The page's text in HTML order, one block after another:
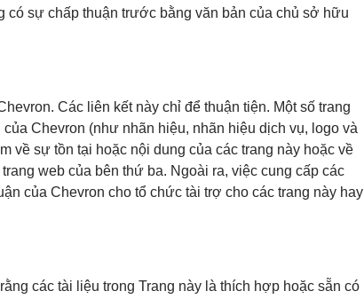
có sự chấp thuận trước bằng văn bản của chủ sở hữu
Các liên kết này chỉ để thuận tiện. Một số trang
Chevron (như nhãn hiệu, nhãn hiệu dịch vụ, logo và
về sự tồn tại hoặc nội dung của các trang này hoặc về
web của bên thứ ba. Ngoài ra, việc cung cấp các
của Chevron cho tổ chức tài trợ cho các trang này hay
các tài liệu trong Trang này là thích hợp hoặc sẵn có